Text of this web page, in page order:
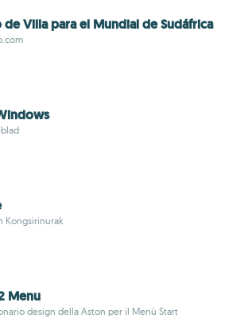
de Villa para el Mundial de Sudáfrica
Kongsirinurak
Menu
design della Aston per il Menù Start